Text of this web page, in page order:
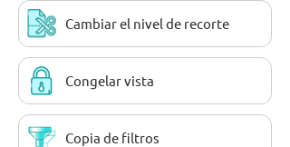
Cambiar el nivel de recorte
Congelar vista
Copia de filtros